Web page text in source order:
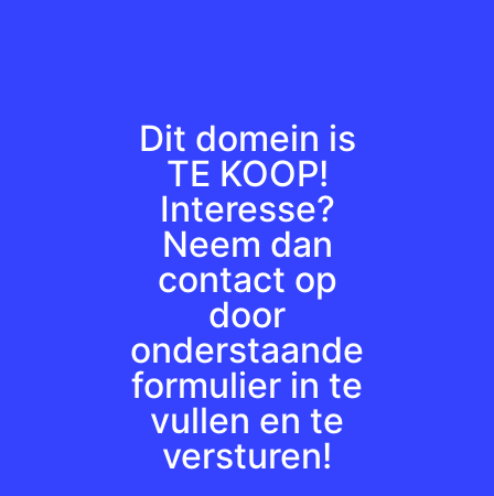
Dit domein is
TE KOOP!
Interesse?
Neem dan
contact op
door
onderstaande
formulier in te
vullen en te
versturen!